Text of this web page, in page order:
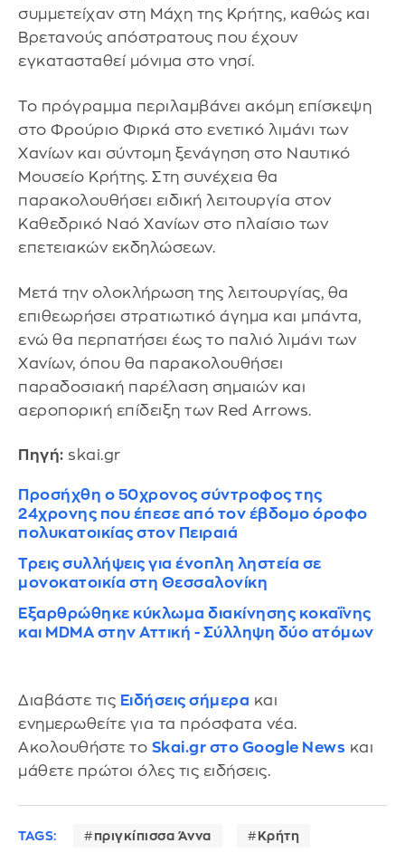
συμμετείχαν στη Μάχη της Κρήτης, καθώς και
Βρετανούς απόστρατους που έχουν
εγκατασταθεί μόνιμα στο νησί.
Το πρόγραμμα περιλαμβάνει ακόμη επίσκεψη
στο Φρούριο Φιρκά στο ενετικό λιμάνι των
Χανίων και σύντομη ξενάγηση στο Ναυτικό
Μουσείο Κρήτης. Στη συνέχεια θα
παρακολουθήσει ειδική λειτουργία στον
Καθεδρικό Ναό Χανίων στο πλαίσιο των
επετειακών εκδηλώσεων.
Μετά την ολοκλήρωση της λειτουργίας, θα
επιθεωρήσει στρατιωτικό άγημα και μπάντα,
ενώ θα περπατήσει έως το παλιό λιμάνι των
Χανίων, όπου θα παρακολουθήσει
παραδοσιακή παρέλαση σημαιών και
αεροπορική επίδειξη των Red Arrows.
Πηγή: skai.gr
Προσήχθη ο 50χρονος σύντροφος της
24χρονης που έπεσε από τον έβδομο όροφο
πολυκατοικίας στον Πειραιά
Τρεις συλλήψεις για ένοπλη ληστεία σε
μονοκατοικία στη Θεσσαλονίκη
Εξαρθρώθηκε κύκλωμα διακίνησης κοκαΐνης
και MDMA στην Αττική - Σύλληψη δύο ατόμων
Διαβάστε τις Ειδήσεις σήμερα και
ενημερωθείτε για τα πρόσφατα νέα.
Ακολουθήστε το Skai.gr στο Google News και
μάθετε πρώτοι όλες τις ειδήσεις.
TAGS: πριγκίπισσα Άννα Κρήτη